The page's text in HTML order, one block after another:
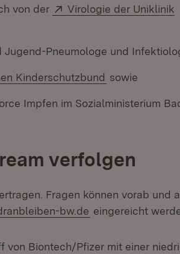
von der Extern:
Virologie der Uniklinik
Jugend-Pneumologe und
Kinderschutzbund (Öffnet in
sowie
Impfen im Sozialministerium
verfolgen
in neuem Fenster)
Fragen können vorab und
bw.de eingereicht
von Biontech/Pfizer mit einer